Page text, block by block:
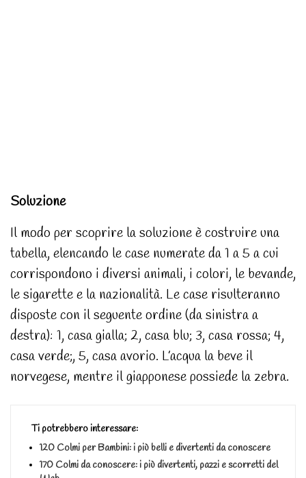
Soluzione
Il modo per scoprire la soluzione è costruire una
tabella, elencando le case numerate da 1 a 5 a cui
corrispondono i diversi animali, i colori, le bevande,
le sigarette e la nazionalità. Le case risulteranno
disposte con il seguente ordine (da sinistra a
destra): 1, casa gialla; 2, casa blu; 3, casa rossa; 4,
casa verde;, 5, casa avorio. L’acqua la beve il
norvegese, mentre il giapponese possiede la zebra.
Ti potrebbero interessare:
120 Colmi per Bambini: i più belli e divertenti da conoscere
170 Colmi da conoscere: i più divertenti, pazzi e scorretti del